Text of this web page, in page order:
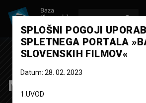
Missing You
SPLOŠNI POGOJI
SPLETNEGA PORTALA
SLOVENSKIH FILMOV«
Datum: 28. 02. 2023
1.UVOD